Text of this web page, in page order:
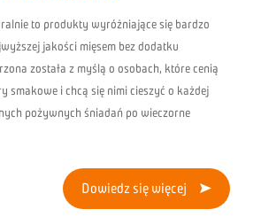
to produkty wyróżniające się bardzo
jakości mięsem bez dodatku
została z myślą o osobach, które cenią
smakowe i chcą się nimi cieszyć o każdej
pożywnych śniadań po wieczorne
Dowiedz się więcej